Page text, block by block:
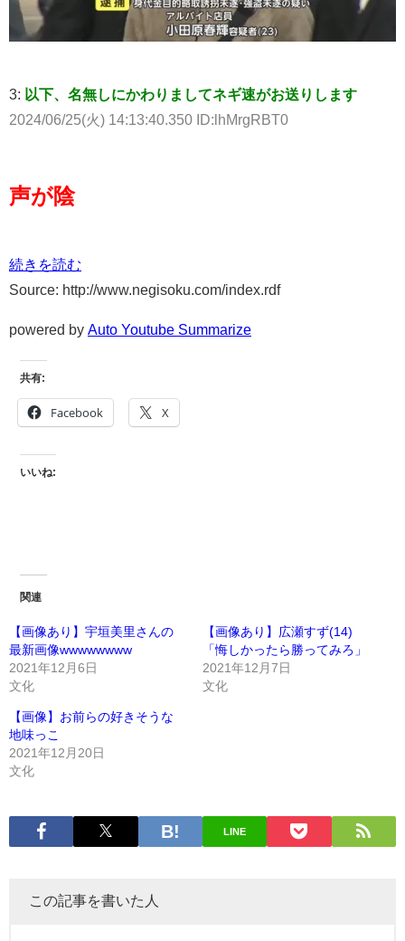
3: 以下、名無しにかわりましてネギ速がお送りします
2024/06/25(火) 14:13:40.350 ID:lhMrgRBT0
声が陰
続きを読む
Source: http://www.negisoku.com/index.rdf
powered by Auto Youtube Summarize
共有:
Facebook X
いいね:
関連
【画像あり】宇垣美里さんの
最新画像wwwwwwww
2021年12月6日
文化
【画像あり】広瀬すず(14)
「悔しかったら勝ってみろ」
2021年12月7日
文化
【画像】お前らの好きそうな
地味っこ
2021年12月20日
文化
LINE
この記事を書いた人